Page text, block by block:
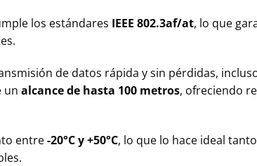
los estándares IEEE 802.3af/at, lo que
de datos rápida y sin pérdidas,
un alcance de hasta 100 metros, ofreciendo
entre-20°C y +50°C, lo que lo hace ideal